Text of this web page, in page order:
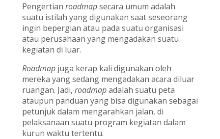
Pengertian roadmapsecara umum adalah
suatu istilah yang digunakan saat seseorang
ingin bepergian atau pada suatu organisasi
atau perusahaan yang mengadakan suatu
kegiatan di luar.
Roadmapjuga kerap kali digunakan oleh
mereka yang sedang mengadakan acara diluar
ruangan. Jadi, roadmapadalah suatu peta
ataupun panduan yang bisa digunakan sebagai
petunjuk dalam mengarahkan jalan, di
pelaksanaan suatu program kegiatan dalam
kurun waktu tertentu.